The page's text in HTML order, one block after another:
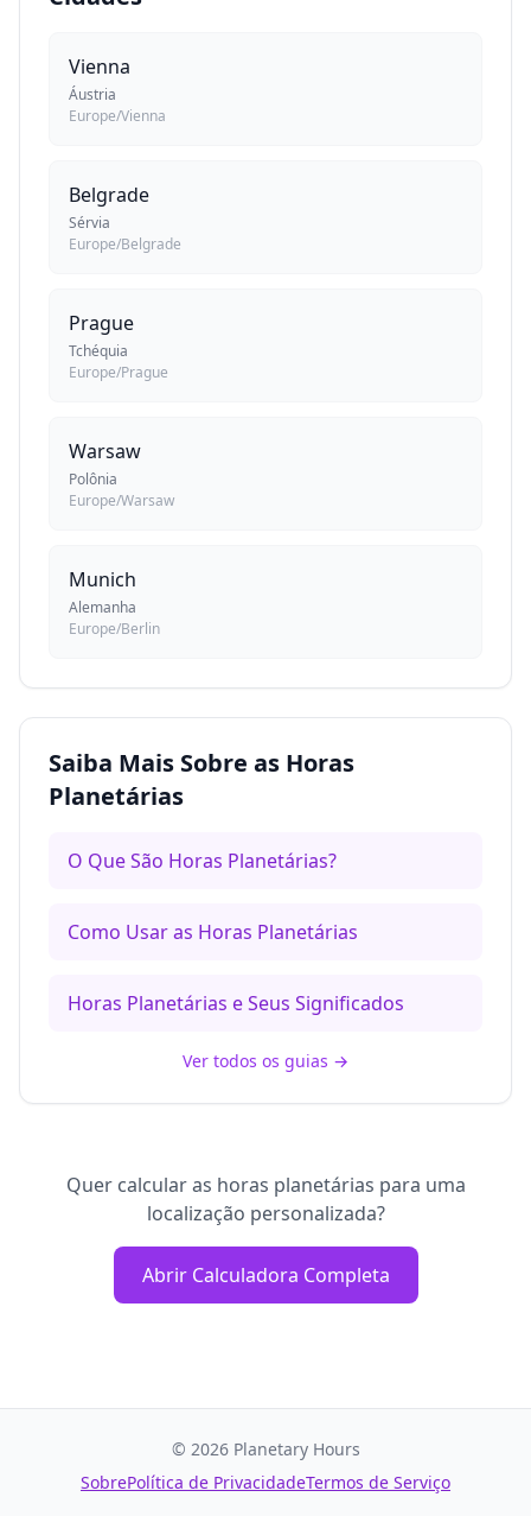
Vienna
Áustria
Europe/Vienna
Belgrade
Sérvia
Europe/Belgrade
Prague
Tchéquia
Europe/Prague
Warsaw
Polônia
Europe/Warsaw
Munich
Alemanha
Europe/Berlin
Saiba Mais Sobre as Horas
Planetárias
O Que São Horas Planetárias?
Como Usar as Horas Planetárias
Horas Planetárias e Seus Significados
Ver todos os guias →
Quer calcular as horas planetárias para uma
localização personalizada?
Abrir Calculadora Completa
© 2026 Planetary Hours
SobrePolítica de PrivacidadeTermos de Serviço